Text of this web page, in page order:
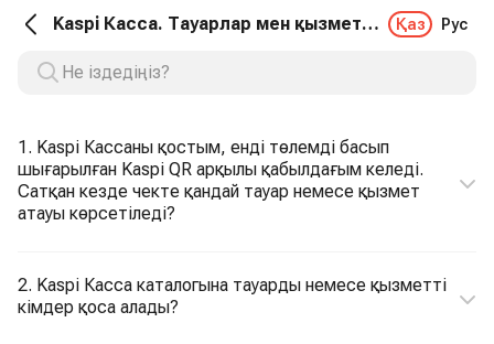
Kaspi Касса. Тауарлар мен қызметтер каталогы Қаз Рус
1. Kaspi Кассаны қостым, енді төлемді басып
шығарылған Kaspi QR арқылы қабылдағым келеді.
Сатқан кезде чекте қандай тауар немесе қызмет
атауы көрсетіледі?
2. Kaspi Касса каталогына тауарды немесе қызметті
кімдер қоса алады?